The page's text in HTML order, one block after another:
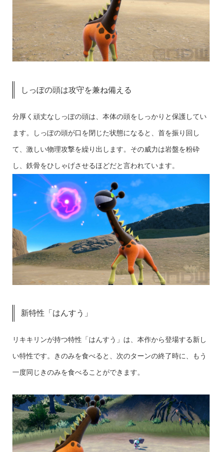
しっぽの頭は攻守を兼ね備える
分厚く頑丈なしっぽの頭は、本体の頭をしっかりと保護してい
ます。しっぽの頭が口を閉じた状態になると、首を振り回し
て、激しい物理攻撃を繰り出します。その威力は岩盤を粉砕
し、鉄骨をひしゃげさせるほどだと言われています。
新特性「はんすう」
リキキリンが持つ特性「はんすう」は、本作から登場する新し
い特性です。きのみを食べると、次のターンの終了時に、もう
一度同じきのみを食べることができます。